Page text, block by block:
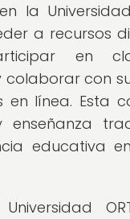
la
a recursos
en
colaborar con
en línea. Esta
enseñanza
educativa